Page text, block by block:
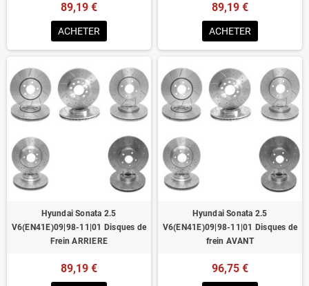
89,19 €
ACHETER
89,19 €
ACHETER
Hyundai Sonata 2.5
V6(EN41E)09|98-11|01 Disques de
Frein ARRIERE
89,19 €
Hyundai Sonata 2.5
V6(EN41E)09|98-11|01 Disques de
frein AVANT
96,75 €